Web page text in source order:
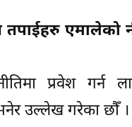
तपाईहरु एमालेको
प्रवेश
उल्लेख गरेका छौँ